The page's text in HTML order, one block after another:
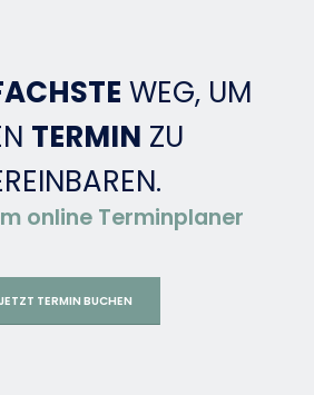
WEG, UM
TERMIN ZU
online Terminplaner
JETZT TERMIN BUCHEN